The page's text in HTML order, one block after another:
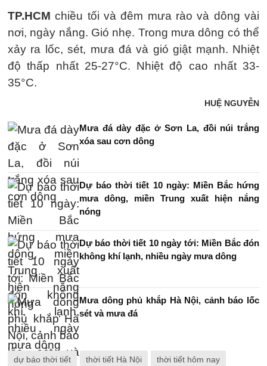
TP.HCM chiều tối và đêm mưa rào và dông vài
nơi, ngày nắng. Gió nhẹ. Trong mưa dông có thể
xảy ra lốc, sét, mưa đá và gió giật mạnh. Nhiệt
độ thấp nhất 25-27°C. Nhiệt độ cao nhất 33-
35°C.
HUỆ NGUYỄN
Mưa đá dày đặc ở Sơn La, đồi núi trắng
xóa sau cơn dông
Dự báo thời tiết 10 ngày: Miền Bắc hứng
mưa dông, miền Trung xuất hiện nắng
nóng
Dự báo thời tiết 10 ngày tới: Miền Bắc đón
không khí lạnh, nhiều ngày mưa dông
Mưa dông phủ khắp Hà Nội, cảnh báo lốc
sét và mưa đá
dự báo thời tiết thời tiết Hà Nội thời tiết hôm nay